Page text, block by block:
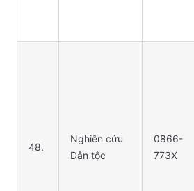
48.
Nghiên cứu
Dân tộc
0866-
773X